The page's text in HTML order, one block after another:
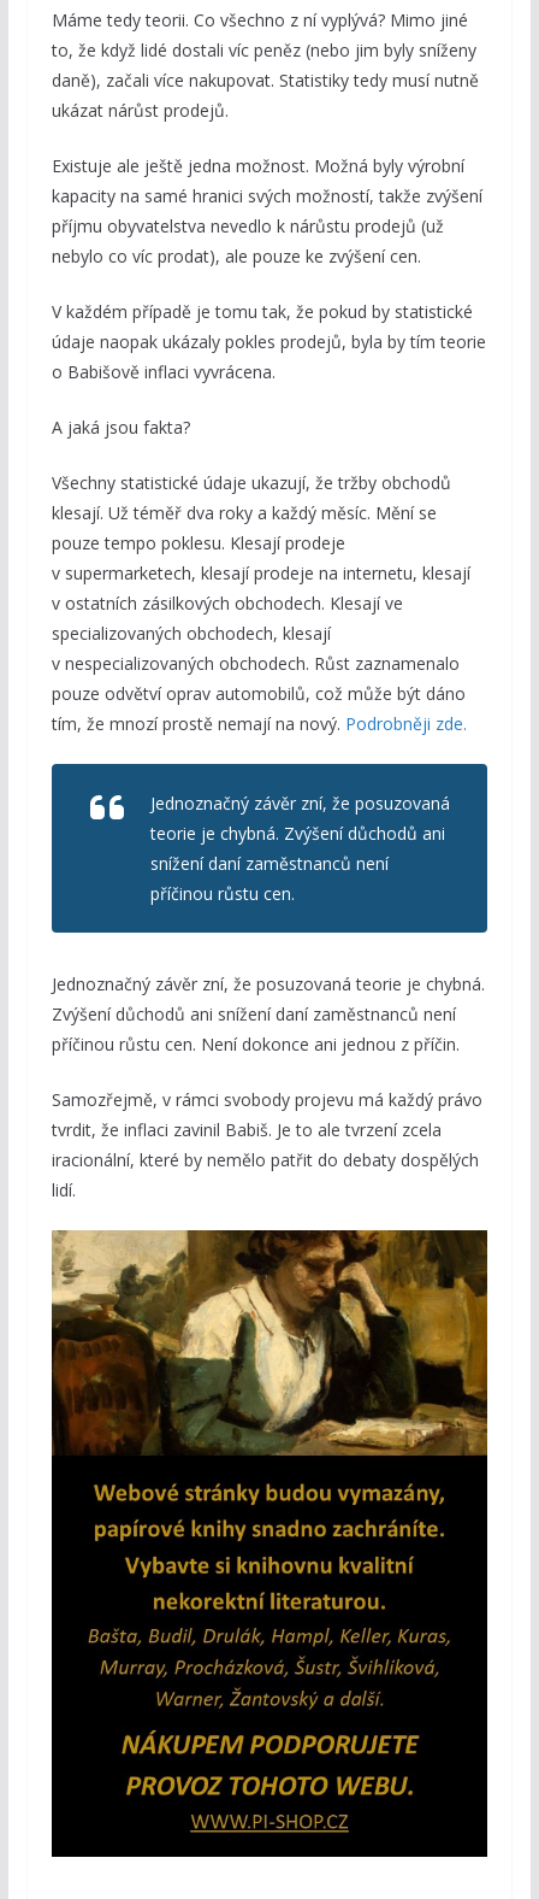
Máme tedy teorii. Co všechno z ní vyplývá? Mimo jiné
to, že když lidé dostali víc peněz (nebo jim byly sníženy
daně), začali více nakupovat. Statistiky tedy musí nutně
ukázat nárůst prodejů.
Existuje ale ještě jedna možnost. Možná byly výrobní
kapacity na samé hranici svých možností, takže zvýšení
příjmu obyvatelstva nevedlo k nárůstu prodejů (už
nebylo co víc prodat), ale pouze ke zvýšení cen.
V každém případě je tomu tak, že pokud by statistické
údaje naopak ukázaly pokles prodejů, byla by tím teorie
o Babišově inflaci vyvrácena.
A jaká jsou fakta?
Všechny statistické údaje ukazují, že tržby obchodů
klesají. Už téměř dva roky a každý měsíc. Mění se
pouze tempo poklesu. Klesají prodeje
v supermarketech, klesají prodeje na internetu, klesají
v ostatních zásilkových obchodech. Klesají ve
specializovaných obchodech, klesají
v nespecializovaných obchodech. Růst zaznamenalo
pouze odvětví oprav automobilů, což může být dáno
tím, že mnozí prostě nemají na nový. Podrobněji zde.
Jednoznačný závěr zní, že posuzovaná
teorie je chybná. Zvýšení důchodů ani
snížení daní zaměstnanců není
příčinou růstu cen.
Jednoznačný závěr zní, že posuzovaná teorie je chybná.
Zvýšení důchodů ani snížení daní zaměstnanců není
příčinou růstu cen. Není dokonce ani jednou z příčin.
Samozřejmě, v rámci svobody projevu má každý právo
tvrdit, že inflaci zavinil Babiš. Je to ale tvrzení zcela
iracionální, které by nemělo patřit do debaty dospělých
lidí.